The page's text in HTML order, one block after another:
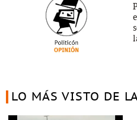
LO MÁS VISTO DE